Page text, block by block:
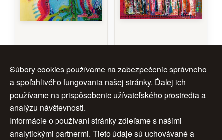
Autor: Martin
Kellenberger
Rok:2025
Rozmery:70 x 100 cm
Značenie:ano
Rám:nie
Cena:3 500 €
Autor: Martin
Kellenberger
Rok:2018
Rám:nie
Cena: 3 000 €
Súbory cookies používame na zabezpečenie správneho
a spoľahlivého fungovania našej stránky. Ďalej ich
používame na prispôsobenie užívateľského prostredia a
analýzu návštevnosti.
Informácie o používaní stránky zdieľame s našimi
analytickými partnermi. Tieto údaje sú uchovávané a